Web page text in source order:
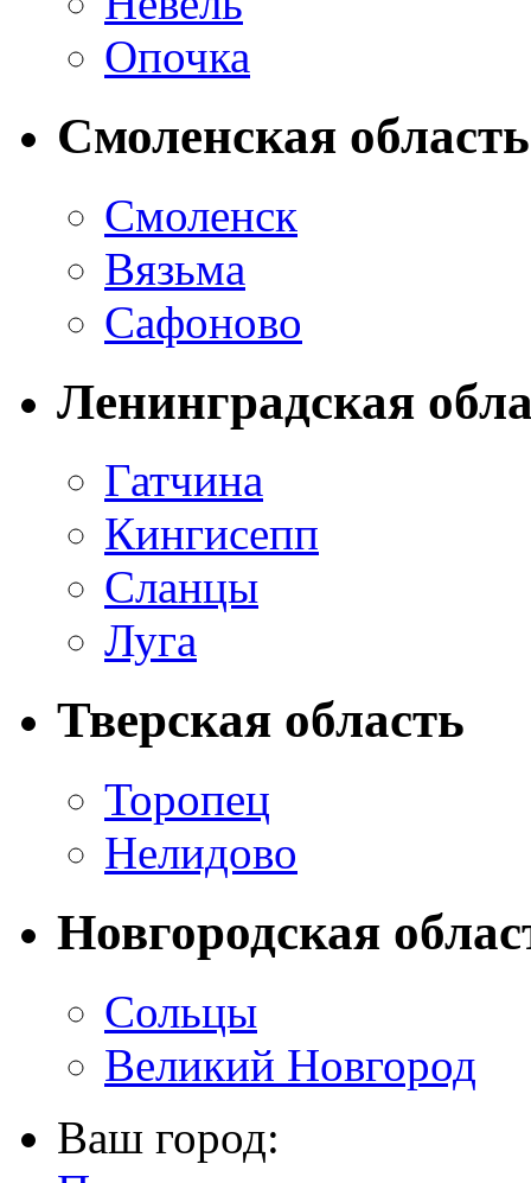
Опочка
Смоленская область
Смоленск
Вязьма
Сафоново
Ленинградская
Гатчина
Кингисепп
Сланцы
Луга
Тверская область
Торопец
Нелидово
Новгородская
Сольцы
Великий Новгород
Ваш город: